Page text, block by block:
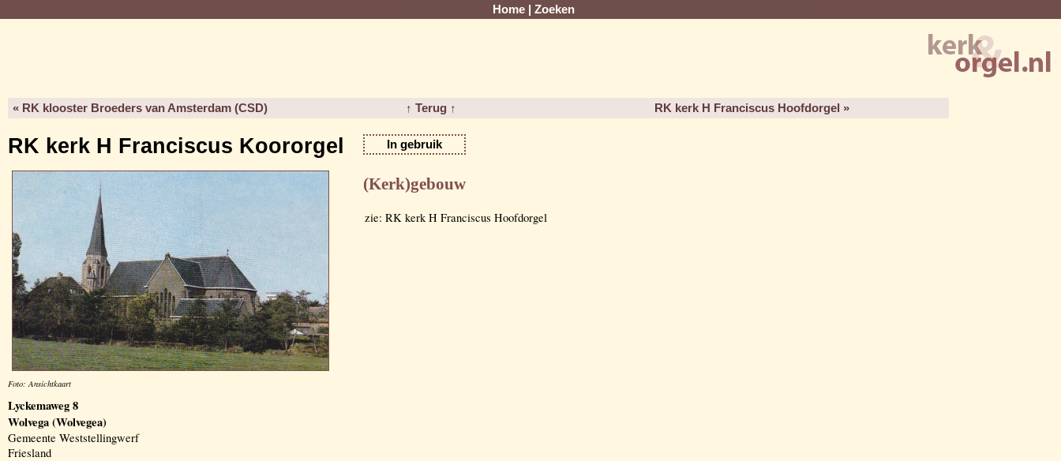
Home Zoeken
« RK klooster Broeders van Amsterdam (CSD) ↑ Terug ↑ RK kerk H Franciscus Hoofdorgel »
RK kerk H Franciscus Koororgel In gebruik
Foto: Ansichtkaart
Lyckemaweg 8
Wolvega (Wolvegea)
Gemeente Weststellingwerf
Friesland
(Kerk)gebouw
zie: RK kerk H Franciscus Hoofdorgel